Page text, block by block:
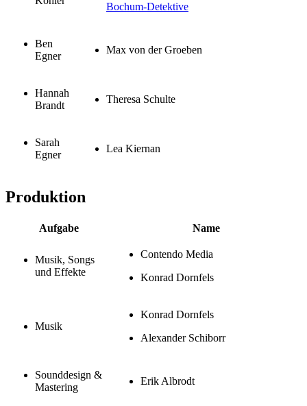
Bochum-Detektive
Ben
Egner
Max von der Groeben
Hannah
Brandt
Theresa Schulte
Sarah
Egner
Lea Kiernan
Produktion
Aufgabe Name
Musik, Songs
und Effekte
Contendo Media
Konrad Dornfels
Musik
Konrad Dornfels
Alexander Schiborr
Sounddesign &
Mastering
Erik Albrodt